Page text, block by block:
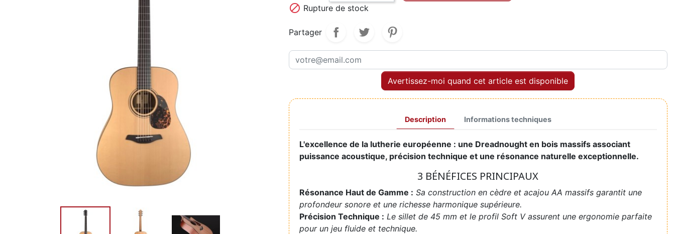
 Rupture de stock
Partager
Avertissez-moi quand cet article est disponible
Description Informations techniques
L'excellence de la lutherie européenne : une Dreadnought en bois massifs associant
puissance acoustique, précision technique et une résonance naturelle exceptionnelle.
3 BÉNÉFICES PRINCIPAUX
Résonance Haut de Gamme : Sa construction en cèdre et acajou AA massifs garantit une
profondeur sonore et une richesse harmonique supérieure.
Précision Technique : Le sillet de 45 mm et le profil Soft V assurent une ergonomie parfaite
pour un jeu fluide et technique.